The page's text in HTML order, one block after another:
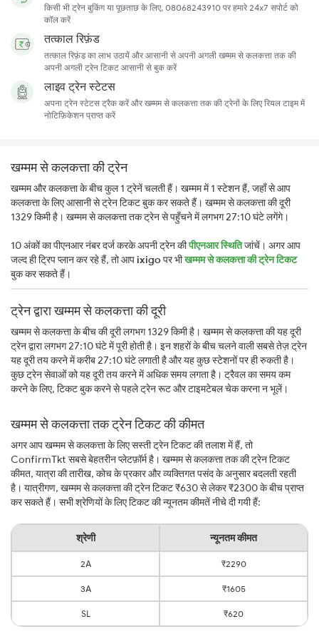
किसी भी ट्रेन बुकिंग या पूछताछ के लिए, 08068243910 पर हमारे 24x7 सपोर्ट को
कॉल करें
तत्काल रिफ़ंड
तत्काल रिफ़ंड का लाभ उठायें और आसानी से अपनी अगली खम्मम से कलकत्ता तक की
अपनी अगली ट्रेन टिकट आसानी से बुक करें
लाइव ट्रेन स्टेटस
अपना ट्रेन स्टेटस ट्रैक करें और खम्मम से कलकत्ता तक की ट्रेनों के लिए रियल टाइम में
नोटिफ़िकेशन प्राप्त करें
खम्मम से कलकत्ता की ट्रेन
खम्मम और कलकत्ता के बीच कुल 1 ट्रेनें चलती हैं। खम्मम में 1 स्टेशन हैं, जहाँ से आप
कलकत्ता के लिए आसानी से ट्रेन टिकट बुक कर सकते हैं। खम्मम से कलकत्ता की दूरी
1329 किमी है। खम्मम से कलकत्ता तक ट्रेन से पहुँचने में लगभग 27:10 घंटे लगेंगे।
10 अंकों का पीएनआर नंबर दर्ज करके अपनी ट्रेन कीपीएनआर स्थितिजांचें। अगर आप
जल्द ही ट्रिप प्लान कर रहे हैं, तो आपixigoपर भीखम्मम से कलकत्ता की ट्रेन टिकट
बुक कर सकते हैं।
ट्रेन द्वारा खम्मम से कलकत्ता की दूरी
खम्मम से कलकत्ता के बीच की दूरी लगभग 1329 किमी है। खम्मम से कलकत्ता की यह दूरी
ट्रेन द्वारा लगभग 27:10 घंटे में पूरी होती है। इन शहरों के बीच चलने वाली सबसे तेज़ ट्रेन
यह दूरी तय करने में करीब 27:10 घंटे लगाती है और यह कुछ स्टेशनों पर ही रुकती है।
कुछ ट्रेन सेवाओं को यह दूरी तय करने में अधिक समय लगता है। ट्रैवल का समय कम
करने के लिए, टिकट बुक करने से पहले ट्रेन रूट और टाइमटेबल चेक करना न भूलें।
खम्मम से कलकत्ता तक ट्रेन टिकट की कीमत
अगर आप खम्मम से कलकत्ता के लिए सस्ती ट्रेन टिकट की तलाश में हैं, तो
ConfirmTkt सबसे बेहतरीन प्लेटफ़ॉर्म है। खम्मम से कलकत्ता तक की ट्रेन टिकट
कीमत, यात्रा की तारीख, कोच के प्रकार और व्यक्तिगत पसंद के अनुसार बदलती रहती
है। यात्रीगण, खम्मम से कलकत्ता की ट्रेन टिकट ₹630 से लेकर ₹2300 के बीच प्राप्त
कर सकते हैं। सभी श्रेणियों के लिए टिकट की न्यूनतम कीमतें नीचे दी गयी हैं:
श्रेणी न्यूनतम कीमत
2A ₹2290
3A ₹1605
SL ₹620